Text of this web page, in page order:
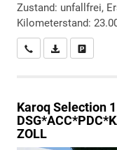
Zustand: unfallfrei,
Kilometerstand:
Wir rufen Sie an
PDF-Datei,
KaroqSelection
ZOLL